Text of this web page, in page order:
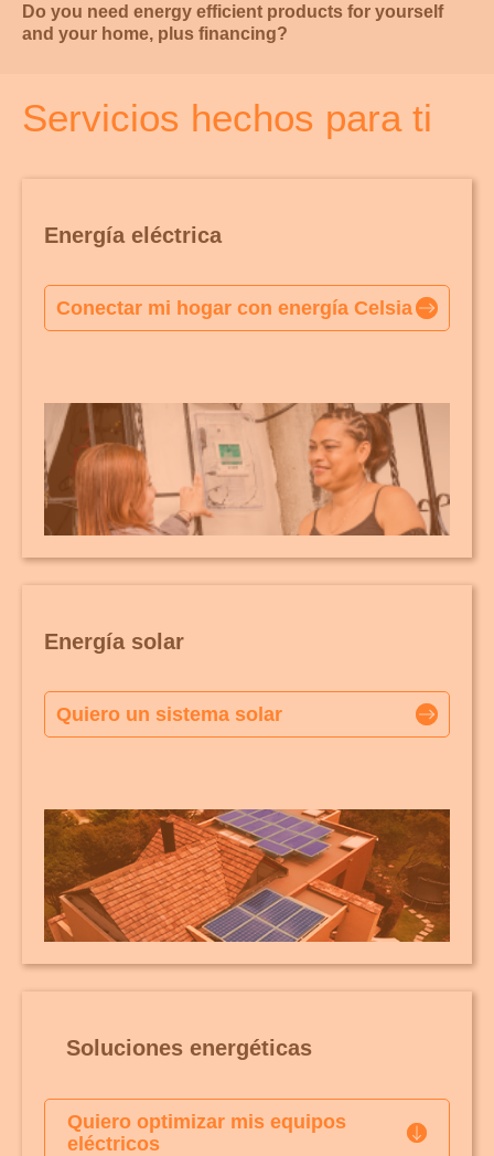
Do you need energy efficient products for yourself
and your home, plus financing?
Servicios hechos para ti
Energía eléctrica
Conectar mi hogar con energía Celsia
Energía solar
Quiero un sistema solar
Soluciones energéticas
Quiero optimizar mis equipos
eléctricos